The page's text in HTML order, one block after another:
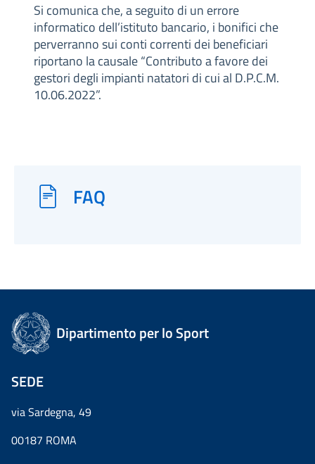
Si comunica che, a seguito di un errore
informatico dell’istituto bancario, i bonifici che
perverranno sui conti correnti dei beneficiari
riportano la causale “Contributo a favore dei
gestori degli impianti natatori di cui al D.P.C.M.
10.06.2022”.
FAQ
Dipartimento per lo Sport
SEDE
via Sardegna, 49
00187 ROMA